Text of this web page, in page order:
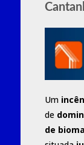
Um
de
de